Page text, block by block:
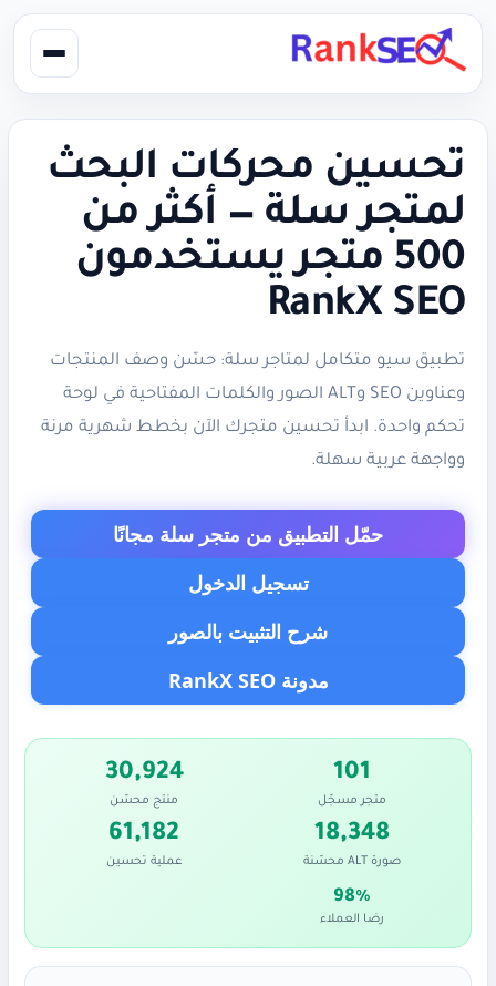
تحسين محركات البحث
لمتجر سلة — أكثر من
500 متجر يستخدمون
RankX SEO
تطبيق سيو متكامل لمتاجر سلة: حسّن وصف المنتجات
وعناوين SEO وALT الصور والكلمات المفتاحية في لوحة
تحكم واحدة. ابدأ تحسين متجرك الآن بخطط شهرية مرنة
وواجهة عربية سهلة.
حمّل التطبيق من متجر سلة مجانًا
تسجيل الدخول
شرح التثبيت بالصور
مدونة RankX SEO
101
متجر مسجّل
30,924
منتج محسّن
18,348
صورة ALT محسّنة
61,182
عملية تحسين
98%
رضا العملاء